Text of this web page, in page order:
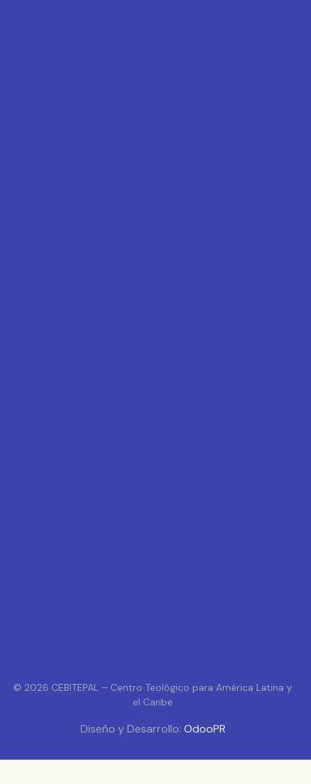
© 2026 CEBITEPAL – Centro Teológico para América Latina y
el Caribe
Diseño y Desarrollo: OdooPR